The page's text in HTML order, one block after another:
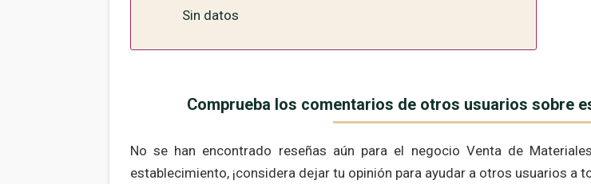
Sin datos
Comprueba los comentarios de otros usuarios sobre
No se han encontrado reseñas aún para el negocio Venta de
establecimiento, ¡considera dejar tu opinión para ayudar a otros usuarios a